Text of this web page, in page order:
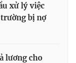
xử lý việc
bị nợ
lương cho